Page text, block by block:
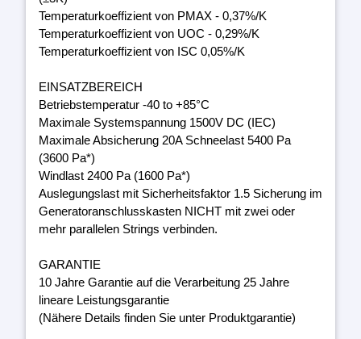
Temperaturkoeffizient von PMAX - 0,37%/K
Temperaturkoeffizient von UOC - 0,29%/K
Temperaturkoeffizient von ISC 0,05%/K
EINSATZBEREICH
Betriebstemperatur -40 to +85°C
Maximale Systemspannung 1500V DC (IEC)
Maximale Absicherung 20A Schneelast 5400 Pa
(3600 Pa*)
Windlast 2400 Pa (1600 Pa*)
Auslegungslast mit Sicherheitsfaktor 1.5 Sicherung im
Generatoranschlusskasten NICHT mit zwei oder
mehr parallelen Strings verbinden.
GARANTIE
10 Jahre Garantie auf die Verarbeitung 25 Jahre
lineare Leistungsgarantie
(Nähere Details finden Sie unter Produktgarantie)